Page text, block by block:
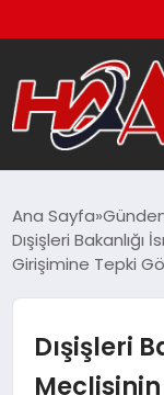
DÜNYA
EKONOMI
Ana Sayfa
Dışişleri Bakanlığı
Girişimine Tepki
Dışişleri
Meclisinin